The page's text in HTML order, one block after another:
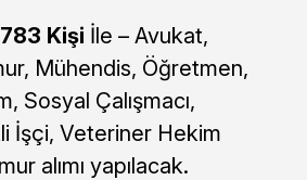
Kişi İle – Avukat,
Mühendis, Öğretmen,
Sosyal Çalışmacı,
İşçi, Veteriner Hekim
alımı yapılacak.